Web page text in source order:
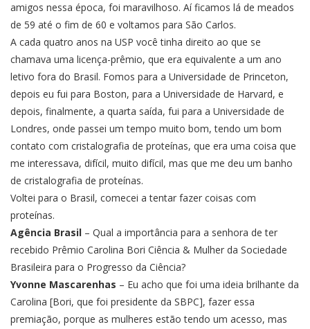
amigos nessa época, foi maravilhoso. Aí ficamos lá de meados
de 59 até o fim de 60 e voltamos para São Carlos.
A cada quatro anos na USP você tinha direito ao que se
chamava uma licença-prêmio, que era equivalente a um ano
letivo fora do Brasil. Fomos para a Universidade de Princeton,
depois eu fui para Boston, para a Universidade de Harvard, e
depois, finalmente, a quarta saída, fui para a Universidade de
Londres, onde passei um tempo muito bom, tendo um bom
contato com cristalografia de proteínas, que era uma coisa que
me interessava, difícil, muito difícil, mas que me deu um banho
de cristalografia de proteínas.
Voltei para o Brasil, comecei a tentar fazer coisas com
proteínas.
Agência Brasil – Qual a importância para a senhora de ter
recebido Prêmio Carolina Bori Ciência & Mulher da Sociedade
Brasileira para o Progresso da Ciência?
Yvonne Mascarenhas – Eu acho que foi uma ideia brilhante da
Carolina [Bori, que foi presidente da SBPC], fazer essa
premiação, porque as mulheres estão tendo um acesso, mas